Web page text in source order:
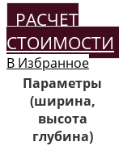
РАСЧЕТ
СТОИМОСТИ
В Избранное
Параметры
(ширина,
высота
глубина)